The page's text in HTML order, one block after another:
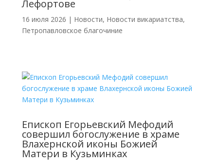
Лефортове
16 июля 2026 | Новости, Новости викариатства,
Петропавловское благочиние
Епископ Егорьевский Мефодий
совершил богослужение в храме
Влахернской иконы Божией
Матери в Кузьминках